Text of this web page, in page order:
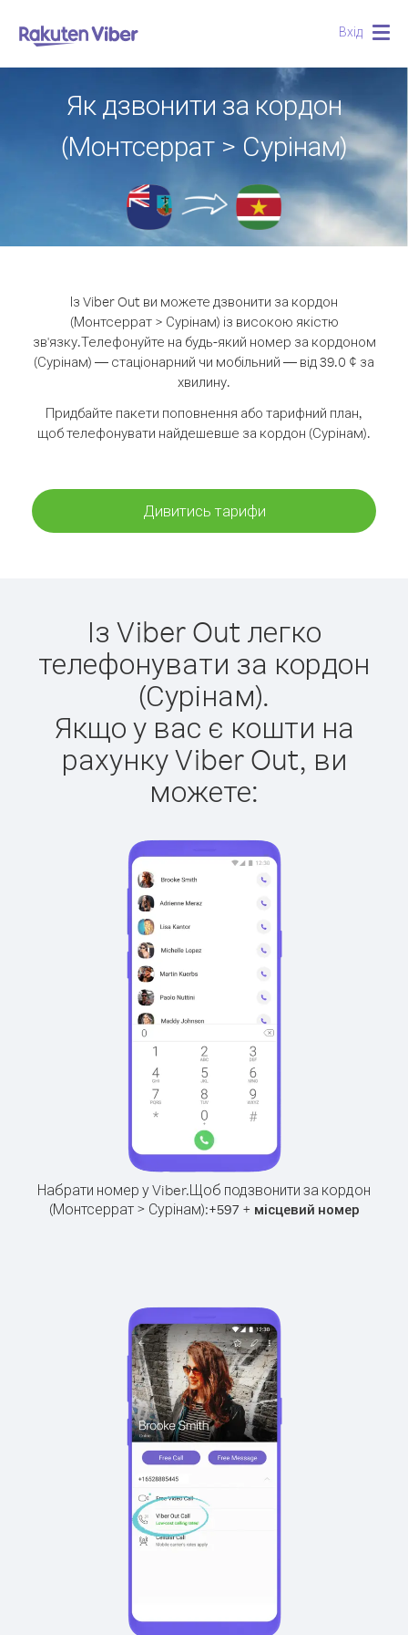
Вхід
Як дзвонити за кордон
(Монтсеррат > Сурінам)
Із Viber Out ви можете дзвонити за кордон
(Монтсеррат > Сурінам) із високою якістю
зв'язку.Телефонуйте на будь-який номер за кордоном
(Сурінам) — стаціонарний чи мобільний — від 39.0 ¢ за
хвилину.
Придбайте пакети поповнення або тарифний план,
щоб телефонувати найдешевше за кордон (Сурінам).
Дивитись тарифи
Із Viber Out легко
телефонувати за кордон
(Сурінам).
Якщо у вас є кошти на
рахунку Viber Out, ви
можете:
Набрати номер у Viber.Щоб подзвонити за кордон
(Монтсеррат > Сурінам):+597+ місцевий номер